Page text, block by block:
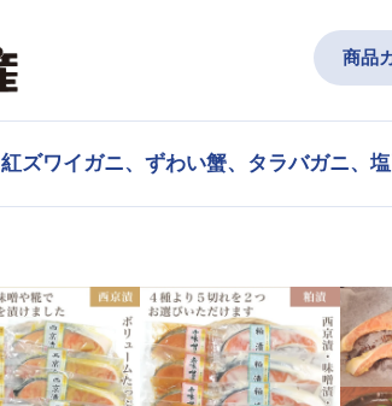
商品
紅ズワイガニ、ずわい蟹、タラバガニ、